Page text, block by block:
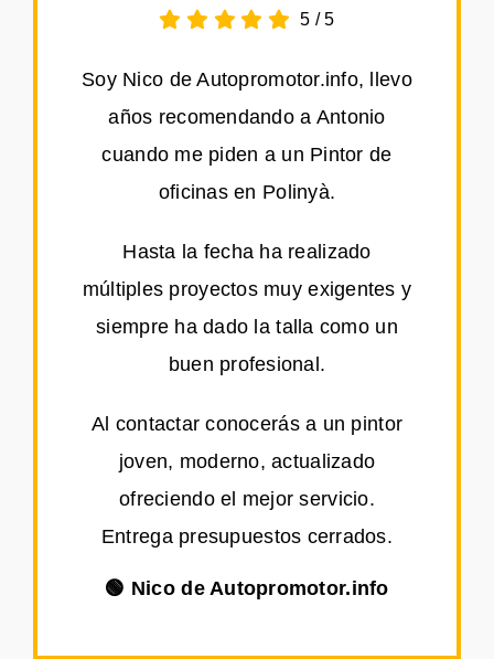
5 /5
Soy Nico de Autopromotor.info, llevo
años recomendando a Antonio
cuando me piden a un Pintor de
oficinas en Polinyà.
Hasta la fecha ha realizado
múltiples proyectos muy exigentes y
siempre ha dado la talla como un
buen profesional.
Al contactar conocerás a un pintor
joven, moderno, actualizado
ofreciendo el mejor servicio.
Entrega presupuestos cerrados.
🟢 Nico de Autopromotor.info